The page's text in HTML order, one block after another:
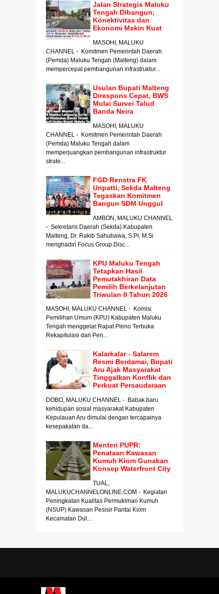
Jalan Strategis Maluku
Tengah Dibangun,
Konektivitas dan
Ekonomi Makin Kuat
MASOHI, MALUKU
CHANNEL - Komitmen Pemerintah Daerah
(Pemda) Maluku Tengah (Malteng) dalam
mempercepat pembangunan infrastruktur...
Usulan Bupati Malteng
Direspons Cepat, BWS
Mulai Survei Talud
Banda Neira
MASOHI, MALUKU
CHANNEL - Komitmen Pemerintah Daerah
(Pemda) Maluku Tengah dalam
memperjuangkan pembangunan infrastruktur
strate...
FGD Renstra FK
Unpatti, Sekda Malteng
Tegaskan Komitmen
Bangun SDM Unggul
AMBON, MALUKU CHANNEL
- Sekretaris Daerah (Sekda) Kabupaten
Malteng, Dr. Rakib Sahubawa, S.Pi, M.Si
menghadiri Focus Group Disc...
KPU Maluku Tengah
Tetapkan Hasil
Pemutakhiran Data
Pemilih Berkelanjutan
Triwulan II Tahun 2026
MASOHI, MALUKU CHANNEL - Komisi
Pemilihan Umum (KPU) Kabupaten Maluku
Tengah menggelar Rapat Pleno Terbuka
Rekapitulasi dan Pen...
Kalarkalar - Salarem
Resmi Berdamai, Bupati
Aru Ajak Masyarakat
Tinggalkan Konflik dan
Perkuat Persaudaraan
DOBO, MALUKU CHANNEL - Babak baru
kehidupan sosial masyarakat Kabupaten
Kepulauan Aru dimulai dengan tercapainya
kesepakatan da...
Menteri PUPR:
Penataan Kawasan
Kumuh Kiom Gunakan
Konsep Waterfront City
TUAL,
MALUKUCHANNELONLINE.COM - Kegiatan
Peningkatan Kualitas Permukiman Kumuh
(NSUP) Kawasan Pesisir Pantai Kiom
Kecamatan Dul...